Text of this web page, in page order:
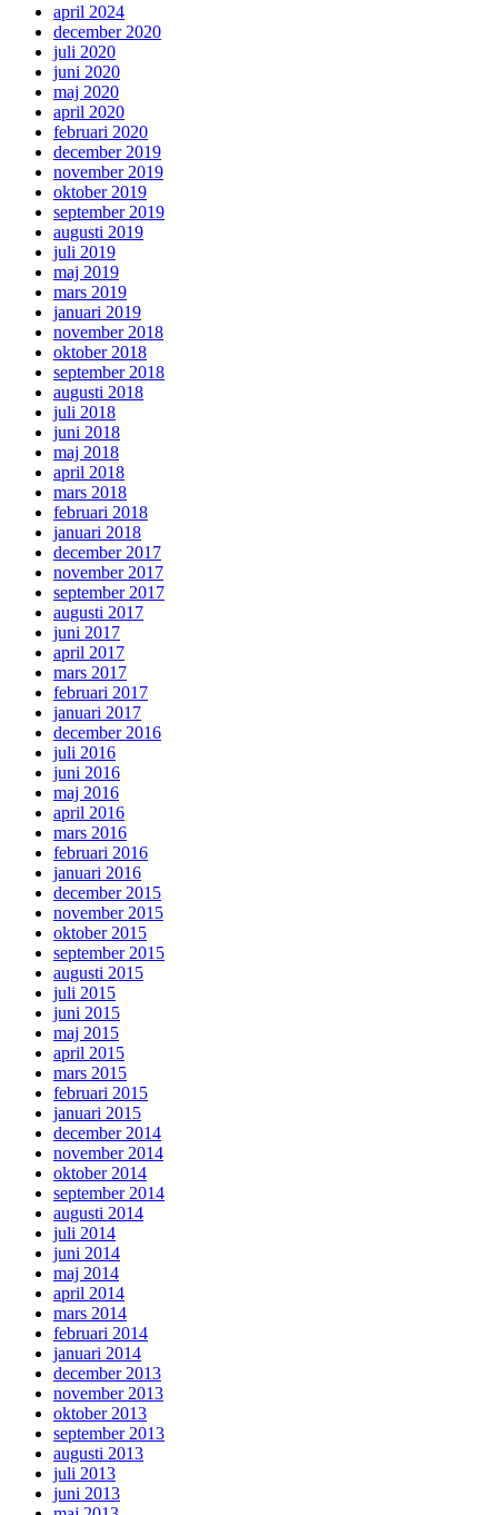
april 2024
december 2020
juli 2020
juni 2020
maj 2020
april 2020
februari 2020
december 2019
november 2019
oktober 2019
september 2019
augusti 2019
juli 2019
maj 2019
mars 2019
januari 2019
november 2018
oktober 2018
september 2018
augusti 2018
juli 2018
juni 2018
maj 2018
april 2018
mars 2018
februari 2018
januari 2018
december 2017
november 2017
september 2017
augusti 2017
juni 2017
april 2017
mars 2017
februari 2017
januari 2017
december 2016
juli 2016
juni 2016
maj 2016
april 2016
mars 2016
februari 2016
januari 2016
december 2015
november 2015
oktober 2015
september 2015
augusti 2015
juli 2015
juni 2015
maj 2015
april 2015
mars 2015
februari 2015
januari 2015
december 2014
november 2014
oktober 2014
september 2014
augusti 2014
juli 2014
juni 2014
maj 2014
april 2014
mars 2014
februari 2014
januari 2014
december 2013
november 2013
oktober 2013
september 2013
augusti 2013
juli 2013
juni 2013